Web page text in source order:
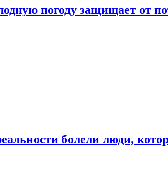
погоду защищает от
болели люди,